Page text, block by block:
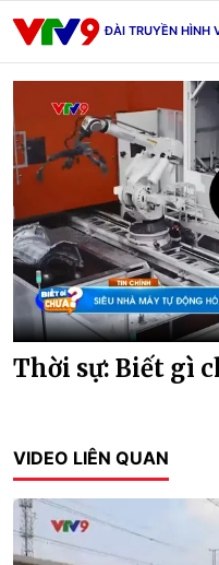
ĐÀI TRUYỀN HÌNH
Thời sự: Biết gì
VIDEO LIÊN QUAN